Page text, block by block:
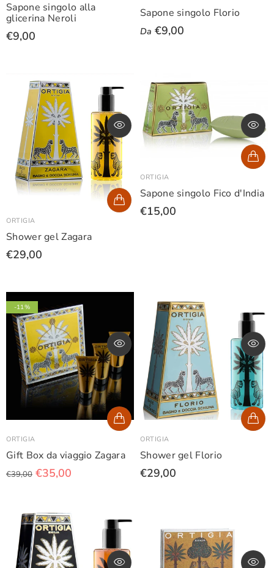
Sapone singolo alla
glicerina Neroli
€9,00
Sapone singolo Florio
Da €9,00
ORTIGIA
Shower gel Zagara
€29,00
ORTIGIA
Sapone singolo Fico d'India
€15,00
-11%
ORTIGIA
Gift Box da viaggio Zagara
€39,00 €35,00
ORTIGIA
Shower gel Florio
€29,00